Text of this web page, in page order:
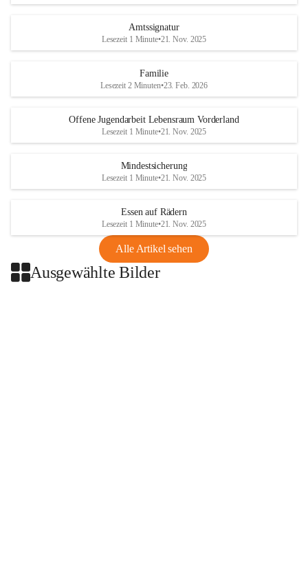
Amtssignatur
Lesezeit 1 Minute•21. Nov. 2025
Familie
Lesezeit 2 Minuten•23. Feb. 2026
Offene Jugendarbeit Lebensraum Vorderland
Lesezeit 1 Minute•21. Nov. 2025
Mindestsicherung
Lesezeit 1 Minute•21. Nov. 2025
Essen auf Rädern
Lesezeit 1 Minute•21. Nov. 2025
Alle Artikel sehen
Ausgewählte Bilder